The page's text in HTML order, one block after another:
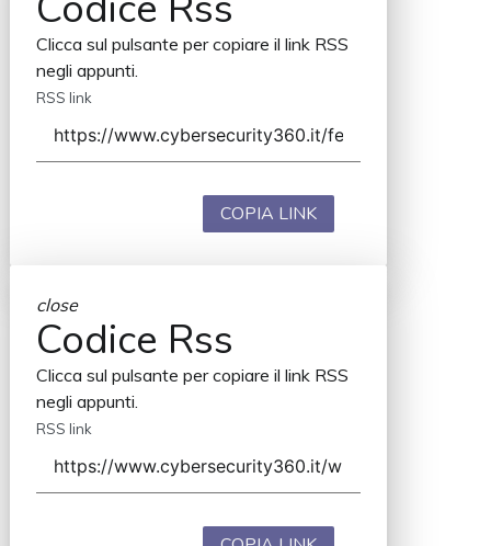
Clicca sul pulsante per copiare il link RSS
negli appunti.
RSS link
COPIA LINK
close
Codice Rss
Clicca sul pulsante per copiare il link RSS
negli appunti.
RSS link